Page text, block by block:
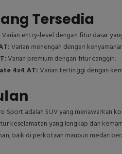
Tersedia
Varian entry-level dengan fitur dasar
Varian menengah dengan
Varian premium dengan fitur canggih.
4x4 AT: Varian tertinggi dengan
Sport adalah SUV yang menawarkan
keselamatan yang lengkap dan
baik di perkotaan maupun medan